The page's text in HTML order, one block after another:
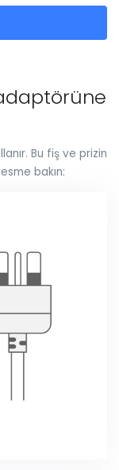
Bu fiş ve prizin
bakın: